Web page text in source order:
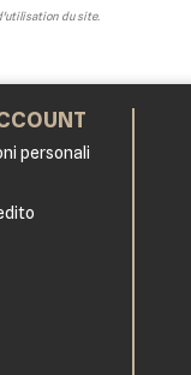
du site.
personali